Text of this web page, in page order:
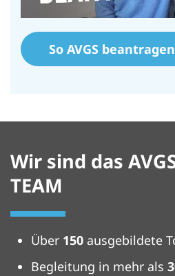
So AVGS beantragen
Wir sind das
TEAM
Über 150 ausgebildete
Begleitung in mehr als